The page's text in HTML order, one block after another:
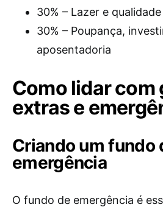
30% – Lazer e
30% – Poupança,
aposentadoria
Como lidar com
extras e
Criando um fundo
emergência
O fundo de emergência é